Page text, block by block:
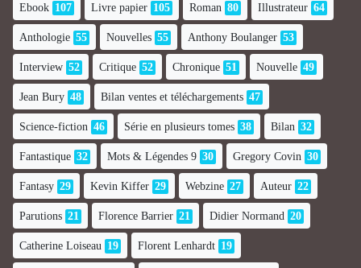
Ebook 107 Livre papier 105 Roman 80 Illustrateur 64
Anthologie 55 Nouvelles 55 Anthony Boulanger 53
Interview 52 Critique 52 Chronique 51 Nouvelle 49
Jean Bury 48 Bilan ventes et téléchargements 47
Science-fiction 46 Série en plusieurs tomes 38 Bilan 32
Fantastique 32 Mots & Légendes 9 30 Gregory Covin 30
Fantasy 29 Kevin Kiffer 29 Webzine 27 Auteur 22
Parutions 21 Florence Barrier 21 Didier Normand 20
Catherine Loiseau 19 Florent Lenhardt 19